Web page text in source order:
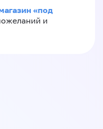
«‎под
и